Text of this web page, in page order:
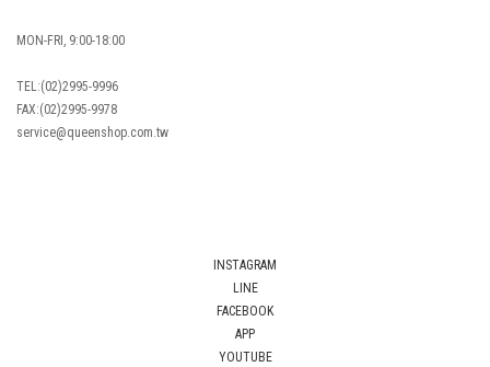
MON-FRI, 9:00-18:00
TEL:(02)2995-9996
FAX:(02)2995-9978
service@queenshop.com.tw
INSTAGRAM
LINE
FACEBOOK
APP
YOUTUBE